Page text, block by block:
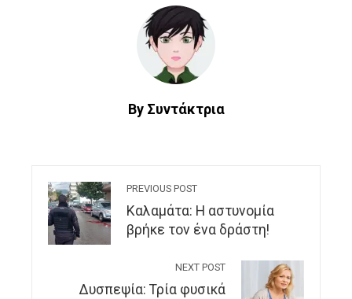
By Συντάκτρια
PREVIOUS POST
Kαλαμάτα: Η αστυνομία
βρήκε τον ένα δράστη!
NEXT POST
Δυσπεψία: Τρία φυσικά